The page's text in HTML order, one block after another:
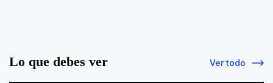
Lo que debes ver Ver todo